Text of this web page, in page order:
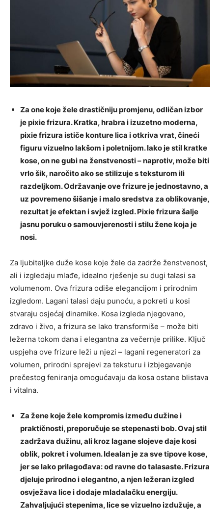
Za one koje žele drastičniju promjenu, odličan izbor
je pixie frizura. Kratka, hrabra i izuzetno moderna,
pixie frizura ističe konture lica i otkriva vrat, čineći
figuru vizuelno lakšom i poletnijom. Iako je stil kratke
kose, on ne gubi na ženstvenosti – naprotiv, može biti
vrlo šik, naročito ako se stilizuje s teksturom ili
razdeljkom. Održavanje ove frizure je jednostavno, a
uz povremeno šišanje i malo sredstva za oblikovanje,
rezultat je efektan i svjež izgled. Pixie frizura šalje
jasnu poruku o samouvjerenosti i stilu žene koja je
nosi.
Za ljubiteljke duže kose koje žele da zadrže ženstvenost,
ali i izgledaju mlađe, idealno rješenje su dugi talasi sa
volumenom. Ova frizura odiše elegancijom i prirodnim
izgledom. Lagani talasi daju punoću, a pokreti u kosi
stvaraju osjećaj dinamike. Kosa izgleda njegovano,
zdravo i živo, a frizura se lako transformiše – može biti
ležerna tokom dana i elegantna za večernje prilike. Ključ
uspjeha ove frizure leži u njezi – lagani regeneratori za
volumen, prirodni sprejevi za teksturu i izbjegavanje
prečestog feniranja omogućavaju da kosa ostane blistava
i vitalna.
Za žene koje žele kompromis između dužine i
praktičnosti, preporučuje se stepenasti bob. Ovaj stil
zadržava dužinu, ali kroz lagane slojeve daje kosi
oblik, pokret i volumen. Idealan je za sve tipove kose,
jer se lako prilagođava: od ravne do talasaste. Frizura
djeluje prirodno i elegantno, a njen ležeran izgled
osvježava lice i dodaje mladalačku energiju.
Zahvaljujući stepenima, lice se vizuelno izdužuje, a